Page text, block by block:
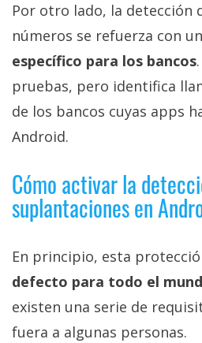
Por otro lado, la detección
números se refuerza con un
específico para los bancos
pruebas, pero identifica
de los bancos cuyas apps
Android.
Cómo activar la
suplantaciones en
En principio, esta
defecto para todo el
existen una serie de
fuera a algunas personas.